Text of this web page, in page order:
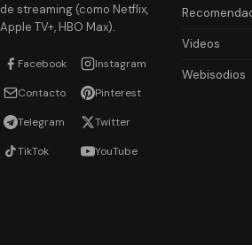
de streaming (como Netflix,
Apple TV+, HBO Max).
Facebook Instagram
Contacto Pinterest
Telegram Twitter
TikTok YouTube
Videos
Webisodios